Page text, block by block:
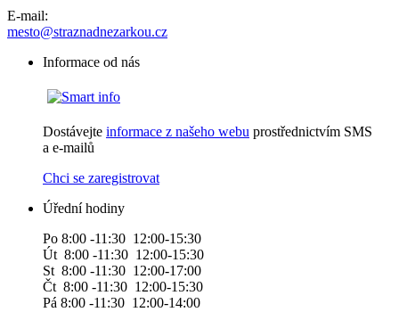
E-mail:
mesto@straznadnezarkou.cz
Informace od nás
Dostávejte informace z našeho webu prostřednictvím SMS
a e-mailů
Chci se zaregistrovat
Úřední hodiny
Po 8:00 -11:30 12:00-15:30
Út 8:00 -11:30 12:00-15:30
St 8:00 -11:30 12:00-17:00
Čt 8:00 -11:30 12:00-15:30
Pá 8:00 -11:30 12:00-14:00